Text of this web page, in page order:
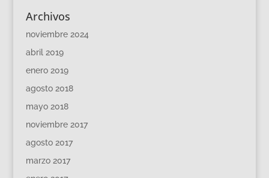
Archivos
noviembre 2024
abril 2019
enero 2019
agosto 2018
mayo 2018
noviembre 2017
agosto 2017
marzo 2017